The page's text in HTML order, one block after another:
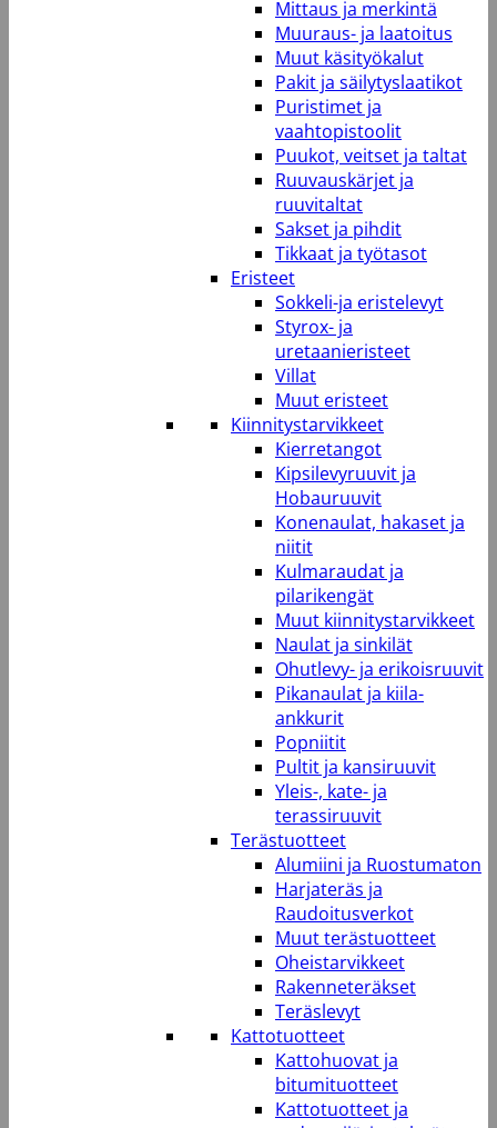
Mittaus ja merkintä
Muuraus- ja laatoitus
Muut käsityökalut
Pakit ja säilytyslaatikot
Puristimet ja
vaahtopistoolit
Puukot, veitset ja taltat
Ruuvauskärjet ja
ruuvitaltat
Sakset ja pihdit
Tikkaat ja työtasot
Eristeet
Sokkeli-ja eristelevyt
Styrox- ja
uretaanieristeet
Villat
Muut eristeet
Kiinnitystarvikkeet
Kierretangot
Kipsilevyruuvit ja
Hobauruuvit
Konenaulat, hakaset ja
niitit
Kulmaraudat ja
pilarikengät
Muut kiinnitystarvikkeet
Naulat ja sinkilät
Ohutlevy- ja erikoisruuvit
Pikanaulat ja kiila-
ankkurit
Popniitit
Pultit ja kansiruuvit
Yleis-, kate- ja
terassiruuvit
Terästuotteet
Alumiini ja Ruostumaton
Harjateräs ja
Raudoitusverkot
Muut terästuotteet
Oheistarvikkeet
Rakenneteräkset
Teräslevyt
Kattotuotteet
Kattohuovat ja
bitumituotteet
Kattotuotteet ja